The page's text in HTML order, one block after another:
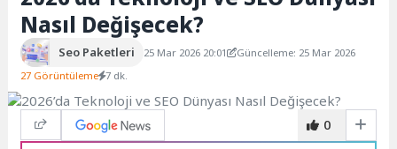
Nasıl Değişecek?
Seo Paketleri 25 Mar 2026 20:01
Güncelleme: 25 Mar 2026
27 Görüntüleme 7 dk.
0